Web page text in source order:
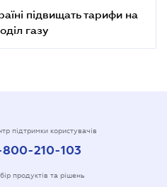
підвищать тарифи на
газу
підтримки користувачів
210-103
продуктів та рішень